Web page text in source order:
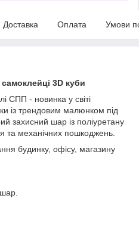
Доставка Оплата Умови
3D куби
СПП - новинка у світі
із трендовим малюнком під
захисний шар із поліуретану
та механічних пошкоджень.
будинку, офісу, магазину